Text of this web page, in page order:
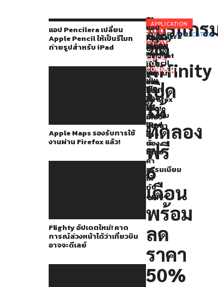
แอป Pencilera เปลี่ยน
Apple Pencil ให้เป็นรีโมท
ถ่ายรูปสำหรับ iPad
Apple Maps รองรับการใช้
งานผ่าน Firefox แล้ว!
Flighty อัปเดตใหม่! คาด
การณ์ล่วงหน้าได้ว่าเที่ยวบิน
อาจจะดีเลย์
APPLICATION
โปรแกร
ชุด
Affinity
เปิด
ให้
ทดลอง
ฟรี
6
เดือน
พร้อม
ลด
ราคา
50%
โปรแกรม
ชุด
Affinity
ที่
ประกอบ
ไป
ด้วย
Affinity
Designer
2,
Affinity
Photo
2
และ
Affinity
Publisher
2
เปิด
ให้
You
may
also
like...
แอป
Pencilera
เปลี่ยน
Apple
Pencil
ให้
เป็น
รีโมท
ถ่าย
รูป
สำหรับ
iPad
Apple
Maps
รองรับ
การ
ใช้
งาน
ผ่าน
Firefox
แล้ว!
Flighty
อัปเดต
ใหม่!
คาด
การณ์
ล่วง
หน้า
ได้
ว่า
เที่ยว
บิน
อาจ
จะ
ดีเลย์
Apple
กดดัน
WeChat
ให้
ปิด
ช่อง
โหว่
ที่
ให้
นัก
พัฒนา
ไม่
ต้อง
เสีย
ค่า
ธรรมเนียม
ให้
กับ
Apple
RELATED
TOPICS: APPLICATION
CLICK
TO
COMMENT